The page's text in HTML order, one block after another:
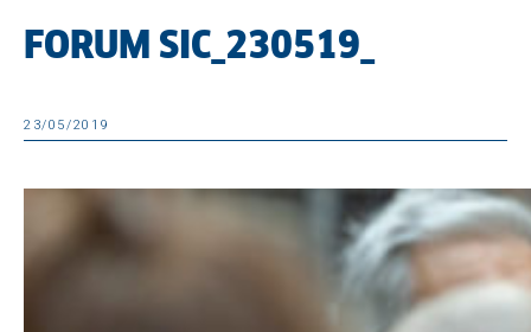
FORUM SIC_230519_
23/05/2019